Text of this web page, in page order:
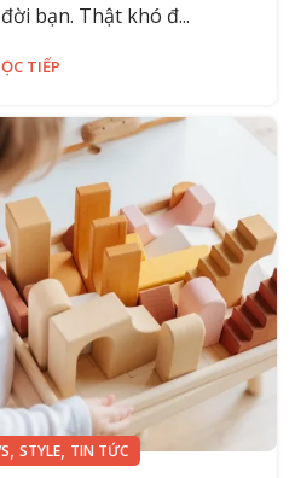
bạn. Thật khó đ...
TIẾP
, STYLE, TIN TỨC